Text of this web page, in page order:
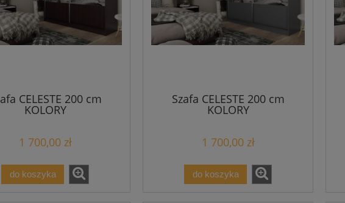
CELESTE 200 cm
KOLORY
1 700,00 zł
do koszyka
Szafa CELESTE 200 cm
KOLORY
1 700,00 zł
do koszyka